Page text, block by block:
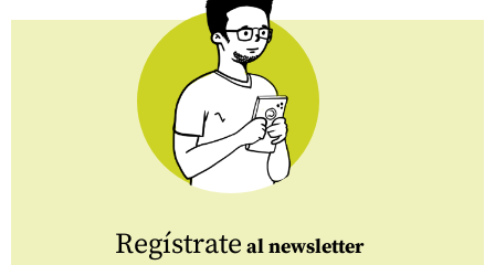
Regístrate al newsletter